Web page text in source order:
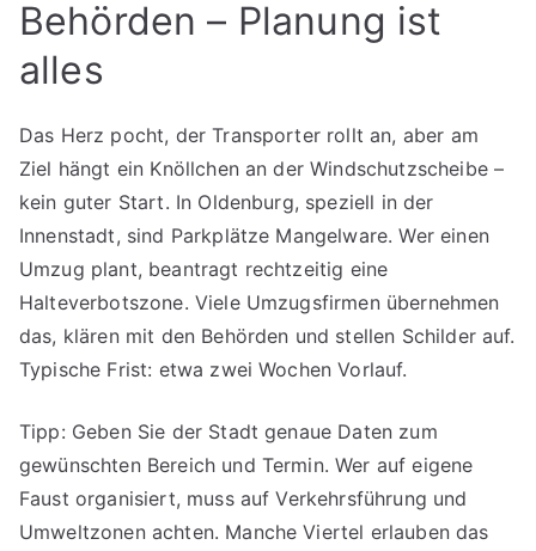
Behörden – Planung ist
alles
Das Herz pocht, der Transporter rollt an, aber am
Ziel hängt ein Knöllchen an der Windschutzscheibe –
kein guter Start. In Oldenburg, speziell in der
Innenstadt, sind Parkplätze Mangelware. Wer einen
Umzug plant, beantragt rechtzeitig eine
Halteverbotszone. Viele Umzugsfirmen übernehmen
das, klären mit den Behörden und stellen Schilder auf.
Typische Frist: etwa zwei Wochen Vorlauf.
Tipp: Geben Sie der Stadt genaue Daten zum
gewünschten Bereich und Termin. Wer auf eigene
Faust organisiert, muss auf Verkehrsführung und
Umweltzonen achten. Manche Viertel erlauben das